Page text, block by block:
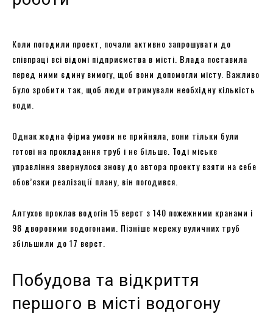
Коли погодили проект, почали активно запрошувати до
співпраці всі відомі підприємства в місті. Влада поставила
перед ними єдину вимогу, щоб вони допомогли місту. Важливо
було зробити так, щоб люди отримували необхідну кількість
води.
Однак жодна фірма умови не прийняла, вони тільки були
готові на прокладання труб і не більше. Тоді міське
управління звернулося знову до автора проекту взяти на себе
обов’язки реалізації плану, він погодився.
Алтухов проклав водогін 15 верст з 140 пожежними кранами і
98 дворовими водогонами. Пізніше мережу вуличних труб
збільшили до 17 верст.
Побудова та відкриття
першого в місті водогону